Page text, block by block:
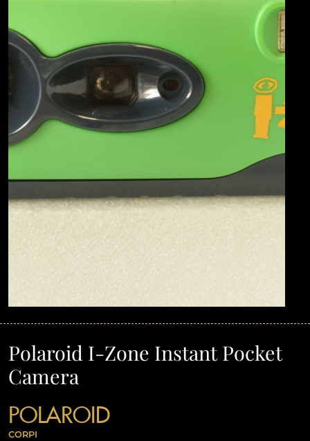
Polaroid I-Zone Instant Pocket
Camera
POLAROID
CORPI